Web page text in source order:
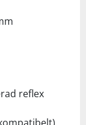
reflex